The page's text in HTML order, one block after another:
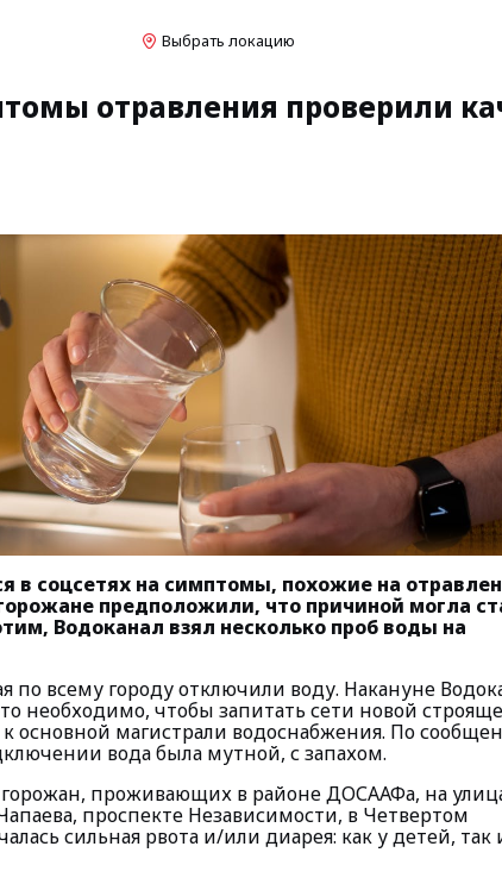
Выбрать локацию
отравления проверили
в соцсетях на симптомы, похожие на
предположили, что причиной могла
Водоканал взял несколько проб воды на
по всему городу отключили воду. Накануне
необходимо, чтобы запитать сети новой
магистрали водоснабжения. По
вода была мутной, с запахом.
проживающих в районе ДОСААФа, на
проспекте Независимости, в Четвертом
сильная рвота и/или диарея: как у детей, так